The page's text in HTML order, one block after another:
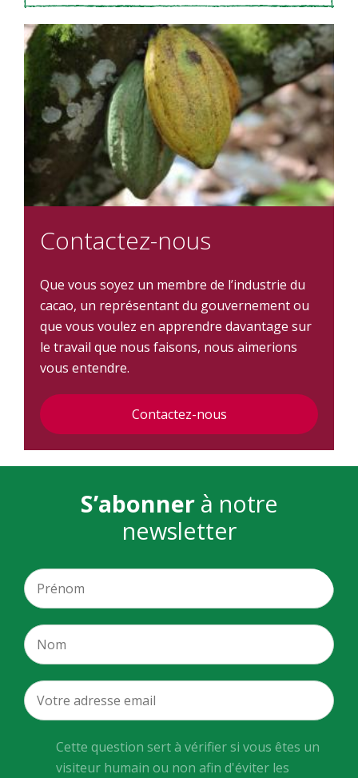
Contactez-nous
Que vous soyez un membre de l’industrie du
cacao, un représentant du gouvernement ou
que vous voulez en apprendre davantage sur
le travail que nous faisons, nous aimerions
vous entendre.
Contactez-nous
S’abonner à notre
newsletter
Cette question sert à vérifier si vous êtes un
visiteur humain ou non afin d'éviter les